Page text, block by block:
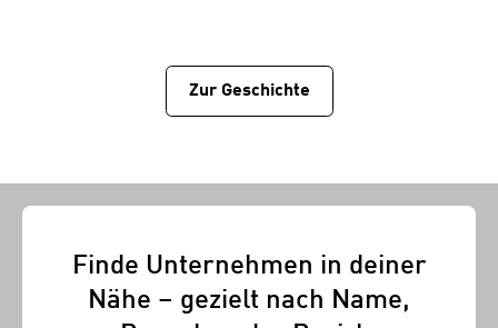
Zur Geschichtе
Finde Unternehmen in deiner
Nähe – gezielt nach Name,